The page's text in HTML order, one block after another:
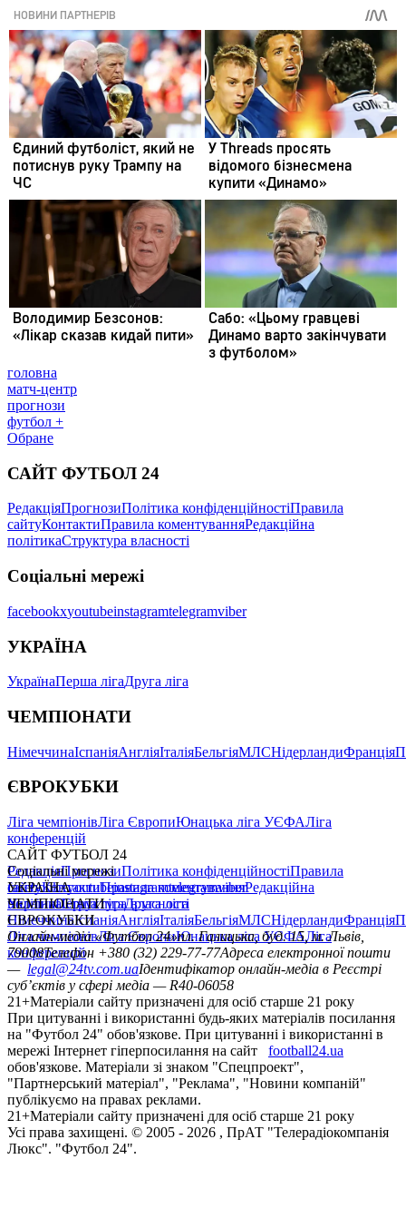
головна
матч-центр
прогнози
футбол +
Обране
САЙТ ФУТБОЛ 24
РедакціяПрогнозиПолітика конфіденційностіПравила
сайтуКонтактиПравила коментуванняРедакційна
політикаСтруктура власності
Соціальні мережі
facebookxyoutubeinstagramtelegramviber
УКРАЇНА
УкраїнаПерша лігаДруга ліга
ЧЕМПІОНАТИ
НімеччинаІспаніяАнгліяІталіяБельгіяМЛСНідерландиФранція
ЄВРОКУБКИ
Ліга чемпіонівЛіга ЄвропиЮнацька ліга УЄФАЛіга
конференцій
САЙТ ФУТБОЛ 24
РедакціяПрогнозиПолітика конфіденційностіПравила
сайтуКонтактиПравила коментуванняРедакційна
політикаСтруктура власності
Соціальні мережі
facebookxyoutubeinstagramtelegramviber
УКРАЇНА
УкраїнаПерша лігаДруга ліга
ЧЕМПІОНАТИ
НімеччинаІспаніяАнгліяІталіяБельгіяМЛСНідерландиФранція
ЄВРОКУБКИ
Ліга чемпіонівЛіга ЄвропиЮнацька ліга УЄФАЛіга
конференцій
Онлайн-медіа «Футбол 24»пл. Галицька, буд. 15, м. Львів,
79008Телефон +380 (32) 229-77-77Адреса електронної пошти
— legal@24tv.com.uaІдентифікатор онлайн-медіа в Реєстрі
суб’єктів у сфері медіа — R40-06058
21+Матеріали сайту призначені для осіб старше 21 року
При цитуванні і використанні будь-яких матеріалів посилання
на "Футбол 24" обов'язкове. При цитуванні і використанні в
мережі Інтернет гіперпосилання на сайт
football24.ua
обов'язкове. Матеріали зі знаком "Спецпроект",
"Партнерський матеріал", "Реклама", "Новини компаній"
публікуємо на правах реклами.
21+Матеріали сайту призначені для осіб старше 21 року
Усi права захищенi. © 2005 - 2026 , ПрАТ "Телерадіокомпанія
Люкс". "Футбол 24".